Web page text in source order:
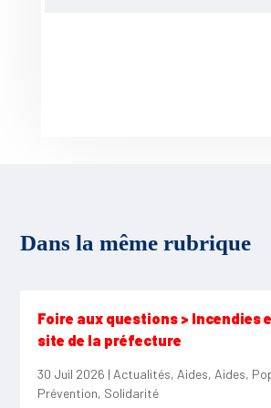
Dans la même rubrique
Foire aux questions > Incendies
site de la préfecture
30 Juil 2026 | Actualités, Aides, Aides,
Prévention, Solidarité